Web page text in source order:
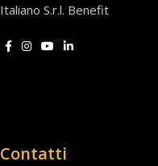
Italiano S.r.l. Benefit
Contatti